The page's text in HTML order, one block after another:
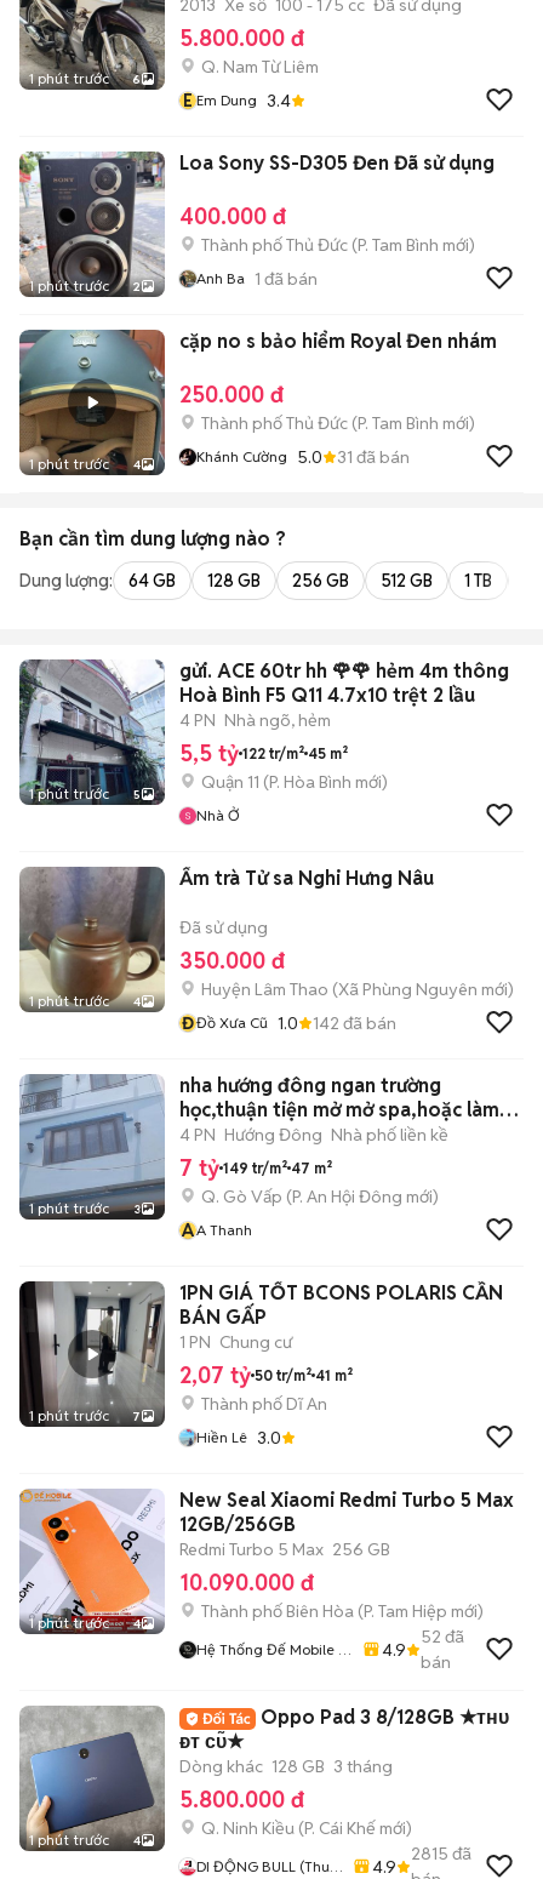
1 phút trước 6
2013 Xe số 100 - 175 cc Đã sử dụng
5.800.000 đ
Q. Nam Từ Liêm
E Em Dung 3.4
1 phút trước 2
Loa Sony SS-D305 Đen Đã sử dụng
400.000 đ
Thành phố Thủ Đức (P. Tam Bình mới)
Anh Ba 1 đã bán
1 phút trước 4
cặp no s bảo hiểm Royal Đen nhám
250.000 đ
Thành phố Thủ Đức (P. Tam Bình mới)
Khánh Cường 5.0 31 đã bán
Bạn cần tìm dung lượng nào ?
Dung lượng: 64 GB 128 GB 256 GB 512 GB 1 TB
1 phút trước 5
gửi. ACE 60tr hh 🌹🌹 hẻm 4m thông
Hoà Bình F5 Q11 4.7x10 trệt 2 lầu
4 PN Nhà ngõ, hẻm
5,5 tỷ 122 tr/m² 45 m²
Quận 11 (P. Hòa Bình mới)
Nhà Ở
1 phút trước 4
Ấm trà Tử sa Nghi Hưng Nâu
Đã sử dụng
350.000 đ
Huyện Lâm Thao (Xã Phùng Nguyên mới)
ĐĐồ Xưa Cũ 1.0 142 đã bán
1 phút trước 3
nha hướng đông ngan trường
học,thuận tiện mở mở spa,hoặc làm
can ho
4 PN Hướng Đông Nhà phố liền kề
7 tỷ 149 tr/m² 47 m²
Q. Gò Vấp (P. An Hội Đông mới)
AA Thanh
1 phút trước 7
1PN GIÁ TỐT BCONS POLARIS CẦN
BÁN GẤP
1 PN Chung cư
2,07 tỷ 50 tr/m² 41 m²
Thành phố Dĩ An
Hiền Lê 3.0
1 phút trước 4
New Seal Xiaomi Redmi Turbo 5 Max
12GB/256GB
Redmi Turbo 5 Max 256 GB
10.090.000 đ
Thành phố Biên Hòa (P. Tam Hiệp mới)
Hệ Thống Đế Mobile -
4.9
52 đã
bán
1 phút trước 4
Oppo Pad 3 8/128GB ★ᴛʜᴜ
ᴆᴛ ᴄᴜ̃★
Dòng khác 128 GB 3 tháng
5.800.000 đ
Q. Ninh Kiều (P. Cái Khế mới)
DI ĐỘNG BULL (Thu
4.9
2815 đã